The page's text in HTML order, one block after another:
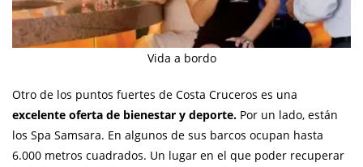
Vida a bordo
Otro de los puntos fuertes de Costa Cruceros es una
excelente oferta de bienestar y deporte. Por un lado, están
los Spa Samsara. En algunos de sus barcos ocupan hasta
6.000 metros cuadrados. Un lugar en el que poder recuperar